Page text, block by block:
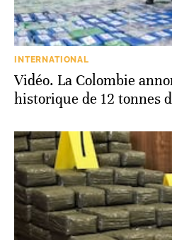
INTERNATIONAL
Vidéo. La Colombie
historique de 12 tonnes